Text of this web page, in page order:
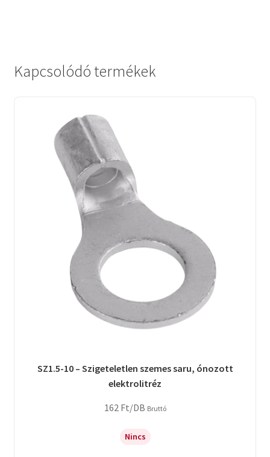
Kapcsolódó termékek
SZ1.5-10 – Szigeteletlen szemes saru, ónozott
elektrolitréz
162 Ft/DB Bruttó
Nincs